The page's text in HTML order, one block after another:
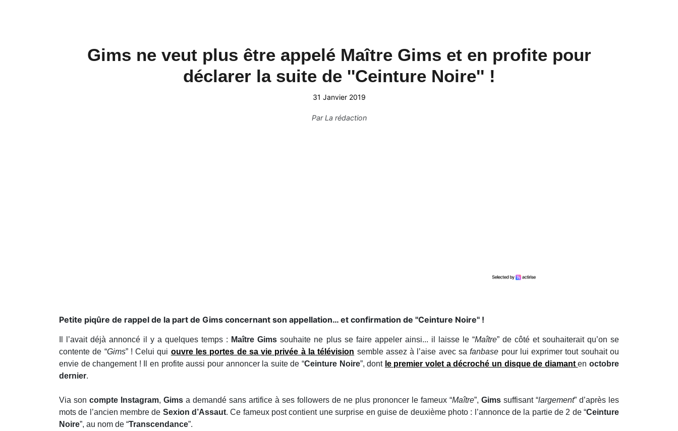
Gims ne veut plus être appelé Maître Gims et en profite pour
déclarer la suite de ''Ceinture Noire'' !
31 Janvier 2019
ParLa rédaction
Petite piqûre de rappel de la part de Gims concernant son appellation… et confirmation de ''Ceinture Noire'' !
Il l’avait déjà annoncé il y a quelques temps : Maître Gims souhaite ne plus se faire appeler ainsi... il laisse le “Maître” de côté et souhaiterait qu’on se
contente de “Gims” ! Celui qui ouvre les portes de sa vie privée à la télévision semble assez à l’aise avec safanbase pour lui exprimer tout souhait ou
envie de changement ! Il en profite aussi pour annoncer la suite de “Ceinture Noire”, dont le premier volet a décroché un disque de diamantenoctobre
dernier.
Via son compte Instagram, Gims a demandé sans artifice à ses followers de ne plus prononcer le fameux “Maître”, Gims suffisant “largement” d’après les
mots de l’ancien membre de Sexion d’Assaut. Ce fameux post contient une surprise en guise de deuxième photo : l’annonce de la partie de 2 de “Ceinture
Noire”, au nom de “Transcendance”.